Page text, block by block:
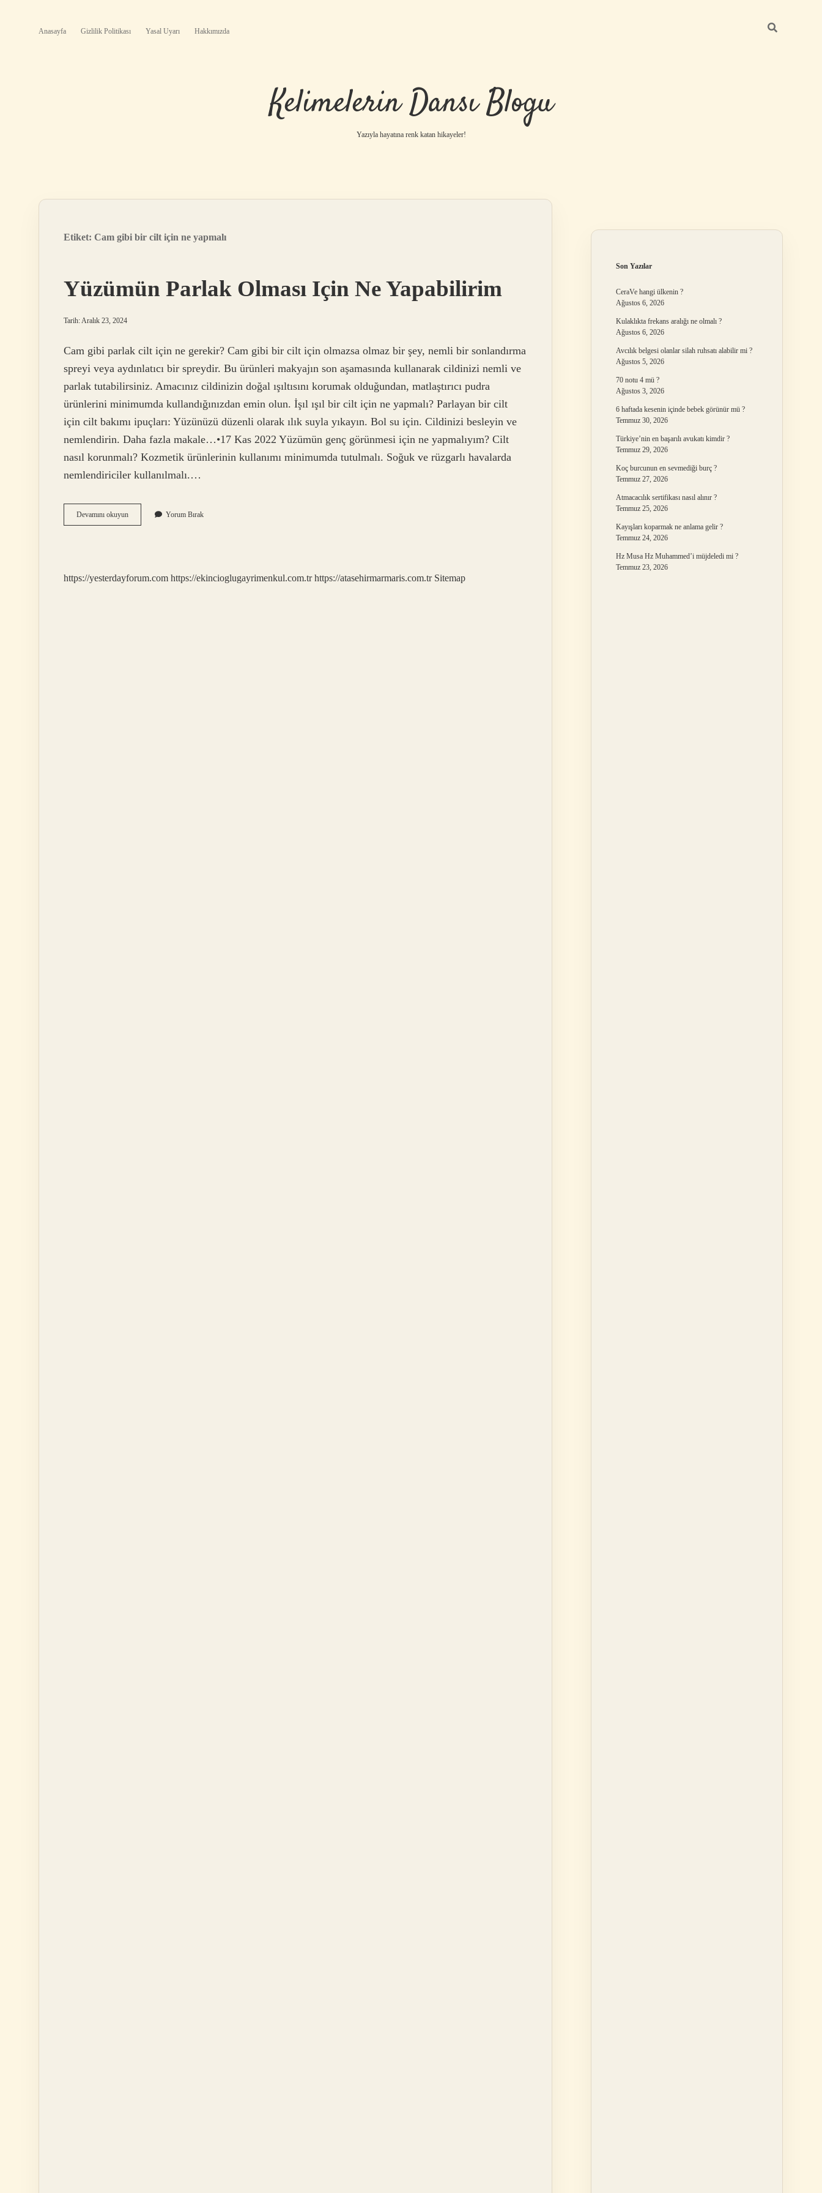
Anasayfa Gizlilik Politikası Yasal Uyarı Hakkımızda
Kelimelerin Dansı Blogu
Yazıyla hayatına renk katan hikayeler!
Etiket: Cam gibi bir cilt için ne yapmalı
Yüzümün Parlak Olması Için Ne Yapabilirim
Tarih: Aralık 23, 2024
Cam gibi parlak cilt için ne gerekir? Cam gibi bir cilt için olmazsa olmaz bir şey, nemli bir sonlandırma
spreyi veya aydınlatıcı bir spreydir. Bu ürünleri makyajın son aşamasında kullanarak cildinizi nemli ve
parlak tutabilirsiniz. Amacınız cildinizin doğal ışıltısını korumak olduğundan, matlaştırıcı pudra
ürünlerini minimumda kullandığınızdan emin olun. İşıl ışıl bir cilt için ne yapmalı? Parlayan bir cilt
için cilt bakımı ipuçları: Yüzünüzü düzenli olarak ılık suyla yıkayın. Bol su için. Cildinizi besleyin ve
nemlendirin. Daha fazla makale…•17 Kas 2022 Yüzümün genç görünmesi için ne yapmalıyım? Cilt
nasıl korunmalı? Kozmetik ürünlerinin kullanımı minimumda tutulmalı. Soğuk ve rüzgarlı havalarda
nemlendiriciler kullanılmalı.…
Devamını okuyunYüzümün
Parlak
Yorum Bırak
https://yesterdayforum.com https://ekincioglugayrimenkul.com.tr https://atasehirmarmaris.com.tr Sitemap
Son Yazılar
CeraVe hangi ülkenin ?
Ağustos 6, 2026
Kulaklıkta frekans aralığı ne olmalı ?
Ağustos 6, 2026
Avcılık belgesi olanlar silah ruhsatı alabilir mi ?
Ağustos 5, 2026
70 notu 4 mü ?
Ağustos 3, 2026
6 haftada kesenin içinde bebek görünür mü ?
Temmuz 30, 2026
Türkiye’nin en başarılı avukatı kimdir ?
Temmuz 29, 2026
Koç burcunun en sevmediği burç ?
Temmuz 27, 2026
Atmacacılık sertifikası nasıl alınır ?
Temmuz 25, 2026
Kayışları koparmak ne anlama gelir ?
Temmuz 24, 2026
Hz Musa Hz Muhammed’i müjdeledi mi ?
Temmuz 23, 2026